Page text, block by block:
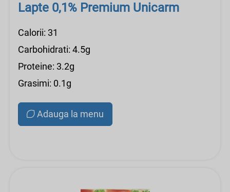
Lapte 0,1% Premium Unicarm
Calorii: 31
Carbohidrati: 4.5g
Proteine: 3.2g
Grasimi: 0.1g
Adauga la menu